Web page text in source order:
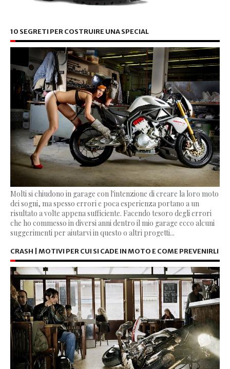
10 SEGRETI PER COSTRUIRE UNA SPECIAL
Molti si chiudono in garage con l'intenzione di creare la loro moto
dei sogni, ma spesso errori e poca esperienza portano a un
risultato a volte appena sufficiente. Facendo tesoro degli errori
che ho commesso in diversi anni dentro il mio garage ecco alcuni
suggerimenti per aiutarvi in questo o altri progetti...
CRASH | MOTIVI PER CUI SI CADE IN MOTO E COME PREVENIRLI